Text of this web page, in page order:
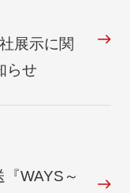
展示に関
らせ
WAYS～